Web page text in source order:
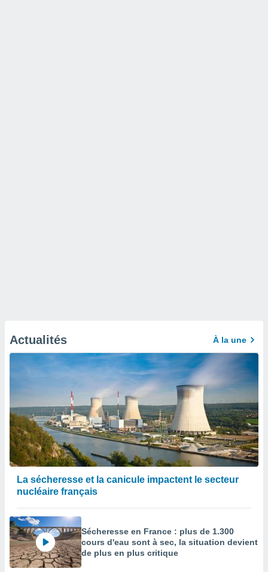
Actualités À la une
La sécheresse et la canicule impactent le secteur
nucléaire français
Sécheresse en France : plus de 1.300
cours d'eau sont à sec, la situation devient
de plus en plus critique